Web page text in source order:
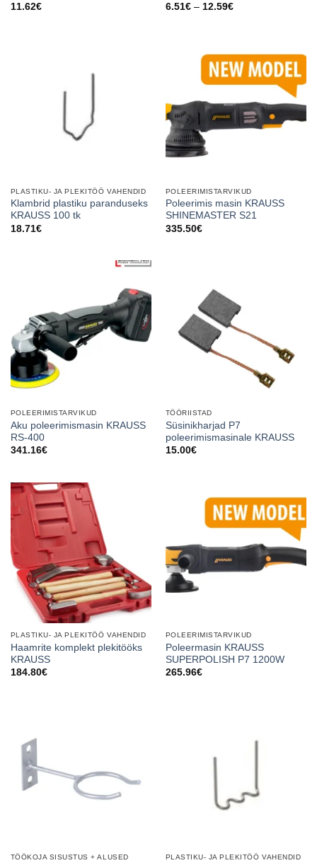
11.62€
6.51€ – 12.59€Price
PLASTIKU- JA PLEKITÖÖ VAHENDID
Klambrid plastiku paranduseks
KRAUSS 100 tk
18.71€
POLEERIMISTARVIKUD
Poleerimis masin KRAUSS
SHINEMASTER S21
335.50€
POLEERIMISTARVIKUD
Aku poleerimismasin KRAUSS
RS-400
341.16€
TÖÖRIISTAD
Süsinikharjad P7
poleerimismasinale KRAUSS
15.00€
PLASTIKU- JA PLEKITÖÖ VAHENDID
Haamrite komplekt plekitööks
KRAUSS
184.80€
POLEERIMISTARVIKUD
Poleermasin KRAUSS
SUPERPOLISH P7 1200W
265.96€
TÖÖKOJA SISUSTUS + ALUSED PLASTIKU- JA PLEKITÖÖ VAHENDID